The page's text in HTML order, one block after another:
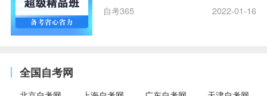
自考365 2022-01-16
全国自考网